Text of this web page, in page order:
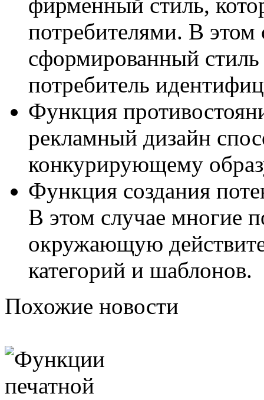
потребителями. В этом
сформированный
потребитель
Функция
рекламный дизайн
конкурирующему
Функция создания
В этом случае многие
окружающую
категорий и шаблонов.
Похожие новости